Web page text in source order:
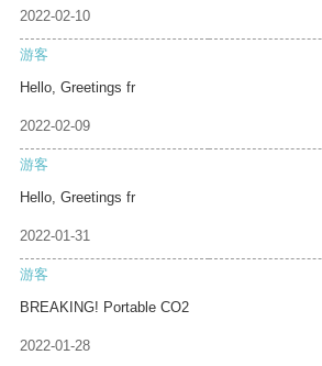
2022-02-10
游客
Hello, Greetings fr
2022-02-09
游客
Hello, Greetings fr
2022-01-31
游客
BREAKING! Portable CO2
2022-01-28